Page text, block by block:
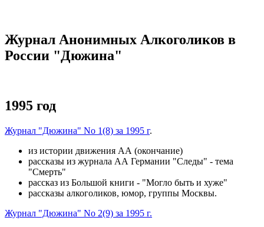
Журнал Анонимных Алкоголиков в
России "Дюжина"
1995 год
Журнал "Дюжина" No 1(8) за 1995 г.
из истории движения АА (окончание)
рассказы из журнала АА Германии "Следы" - тема
"Смерть"
рассказ из Большой книги - "Могло быть и хуже"
рассказы алкоголиков, юмор, группы Москвы.
Журнал "Дюжина" No 2(9) за 1995 г.